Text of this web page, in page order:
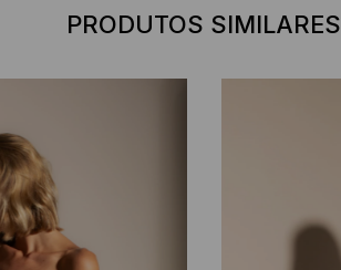
PRODUTOS SIMILARES